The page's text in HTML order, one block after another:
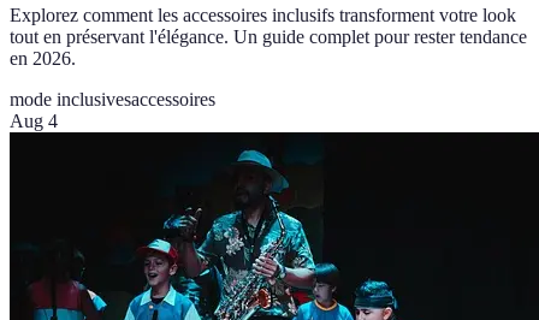
Explorez comment les accessoires inclusifs transforment votre look
tout en préservant l'élégance. Un guide complet pour rester tendance
en 2026.
mode inclusivesaccessoires
Aug 4